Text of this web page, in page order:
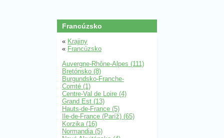
Francúzsko
« Krajiny
« Francúzsko
Auvergne-Rhône-Alpes (111)
Bretónsko (8)
Burgundsko-Franche-
Comté (1)
Centre-Val de Loire (4)
Grand Est (13)
Hauts-de-France (5)
Ile-de-France (Paríž) (65)
Korzika (16)
Normandia (5)